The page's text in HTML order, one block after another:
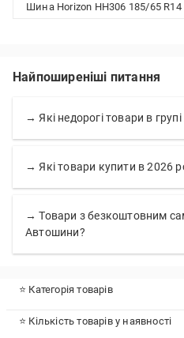
Шина Horizon HH306 185/65 R14
Найпоширеніші питання
→ Які недорогі товари в
→ Які товари купити в 2026
→ Товари з безкоштовним
Автошини?
⭐ Категорія товарів
⭐ Кількість товарів у наявності